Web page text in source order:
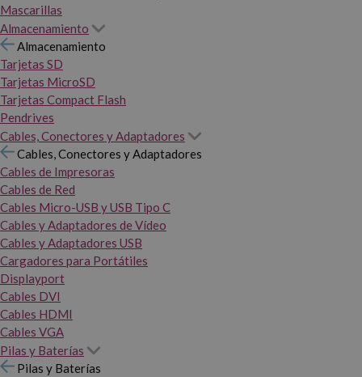
Mascarillas
Almacenamiento
Almacenamiento
Tarjetas SD
Tarjetas MicroSD
Tarjetas Compact Flash
Pendrives
Cables, Conectores y Adaptadores
Cables, Conectores y Adaptadores
Cables de Impresoras
Cables de Red
Cables Micro-USB y USB Tipo C
Cables y Adaptadores de Vídeo
Cables y Adaptadores USB
Cargadores para Portátiles
Displayport
Cables DVI
Cables HDMI
Cables VGA
Pilas y Baterías
Pilas y Baterías